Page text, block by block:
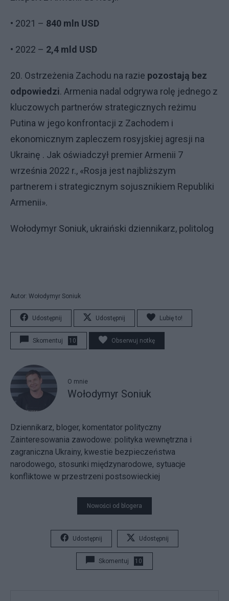
• 2021 – 840 mln USD
• 2022 – 2,4 mld USD
20. Ostrzeżenia Zachodu na razie pozostają bez
odpowiedzi. Armenia nadal odgrywa rolę jednego z
kluczowych partnerów strategicznych reżimu
Putina w jego konfrontacji z Zachodem i
ekonomicznym zapleczem rosyjskiej agresji na
Ukrainę . Jak oświadczył premier Armenii 7
września 2022 r., «Rosja jest najbliższym
partnerem i strategicznym sojusznikiem Republiki
Armenii».
Wołodymyr Soniuk, ukraiński dziennikarz, politolog
Autor: Wołodymyr Soniuk
Udostępnij Udostępnij Lubię to!
Skomentuj 10 Obserwuj notkę
O mnie
Wołodymyr Soniuk
Dziennikarz, bloger, komentator polityczny
Zainteresowania zawodowe: polityka wewnętrzna i
zagraniczna Ukrainy, kwestie bezpieczeństwa
narodowego, stosunki międzynarodowe, sytuacje
konfliktowe w przestrzeni postsowieckiej
Nowości od blogera
Udostępnij Udostępnij
Skomentuj 10